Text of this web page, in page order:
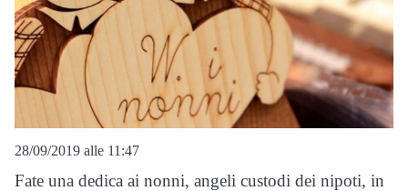
28/09/2019 alle 11:47
Fate una dedica ai nonni, angeli custodi dei nipoti, in